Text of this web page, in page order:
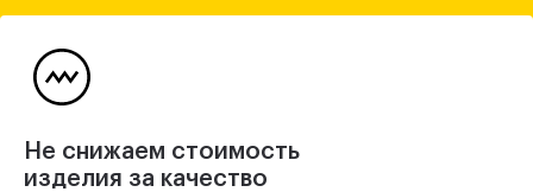
Не снижаем стоимость
изделия за качество